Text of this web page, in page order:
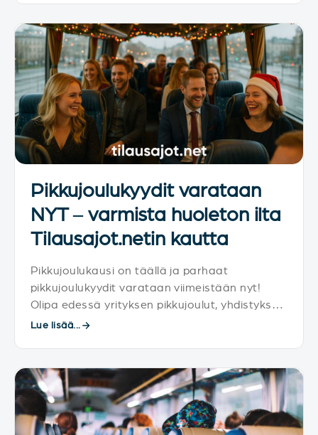
Pikkujoulukyydit varataan
NYT – varmista huoleton ilta
Tilausajot.netin kautta
Pikkujoulukausi on täällä ja parhaat
pikkujoulukyydit varataan viimeistään nyt!
Olipa edessä yrityksen pikkujoulut, yhdistyksen
iltajuhla tai kaveriporukan oma joulunaloitus,
Lue lisää...